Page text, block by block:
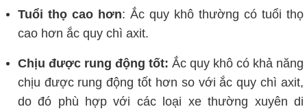
Tuổi thọ cao hơn: Ắc quy khô thường có tuổi thọ
cao hơn ắc quy chì axit.
Chịu được rung động tốt: Ắc quy khô có khả năng
chịu được rung động tốt hơn so với ắc quy chì axit,
do đó phù hợp với các loại xe thường xuyên di